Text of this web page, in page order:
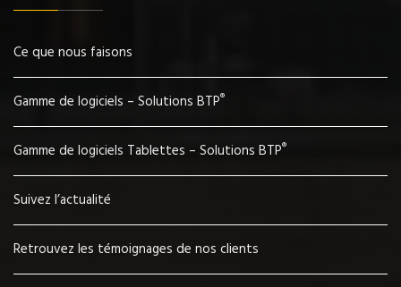
Ce que nous faisons
Gamme de logiciels – Solutions BTP®
Gamme de logiciels Tablettes – Solutions BTP®
Suivez l’actualité
Retrouvez les témoignages de nos clients